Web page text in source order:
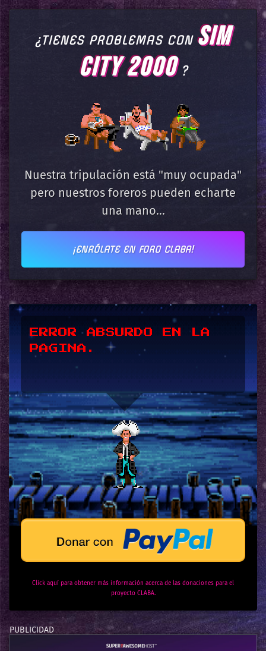
¿TIENES PROBLEMAS CON SIM
CITY 2000?
Nuestra tripulación está "muy ocupada"
pero nuestros foreros pueden echarte
una mano...
¡ENRÓLATE EN FORO CLABA!
*UPSSS*
Click aquí para obtener más información acerca de las donaciones para el
proyecto CLABA.